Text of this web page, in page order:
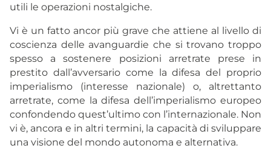
utili le operazioni nostalgiche.
Vi è un fatto ancor più grave che attiene al livello di
coscienza delle avanguardie che si trovano troppo
spesso a sostenere posizioni arretrate prese in
prestito dall’avversario come la difesa del proprio
imperialismo (interesse nazionale) o, altrettanto
arretrate, come la difesa dell’imperialismo europeo
confondendo quest’ultimo con l’internazionale. Non
vi è, ancora e in altri termini, la capacità di sviluppare
una visione del mondo autonoma e alternativa.